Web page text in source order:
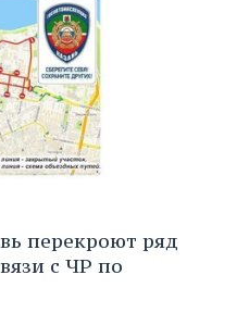
перекроют ряд
с ЧР по